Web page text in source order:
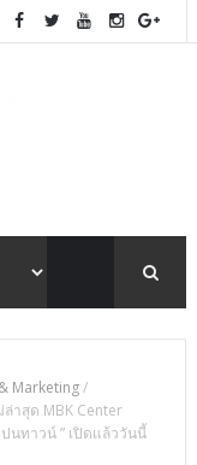
Marketing/
าสุด MBK Center
ปนทาวน์ ” เปิดแล้ววันนี้